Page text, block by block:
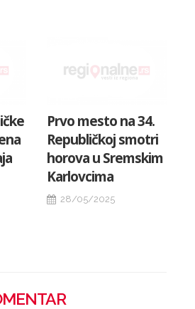
Prvo mesto na 34.
Republičkoj smotri
horova u Sremskim
Karlovcima
28/05/2025